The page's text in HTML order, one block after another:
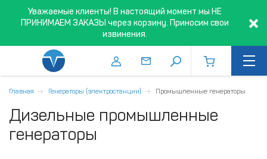
Уважаемые клиенты! В настоящий момент мы НЕ
ПРИНИМАЕМ ЗАКАЗЫ через корзину. Приносим свои
извинения.
Главная Генераторы (электростанции) Промышленные генераторы
Дизельные промышленные
генераторы